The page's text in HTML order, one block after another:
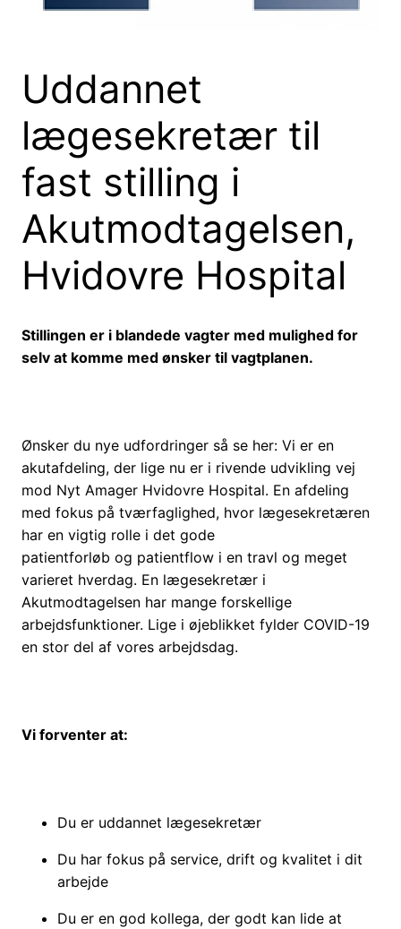
Uddannet
lægesekretær til
fast stilling i
Akutmodtagelsen,
Hvidovre Hospital
Stillingen er i blandede vagter med mulighed for
selv at komme med ønsker til vagtplanen.
Ønsker du nye udfordringer så se her: Vi er en
akutafdeling, der lige nu er i rivende udvikling vej
mod Nyt Amager Hvidovre Hospital. En afdeling
med fokus på tværfaglighed, hvor lægesekretæren
har en vigtig rolle i det gode
patientforløb og patientflow i en travl og meget
varieret hverdag. En lægesekretær i
Akutmodtagelsen har mange forskellige
arbejdsfunktioner. Lige i øjeblikket fylder COVID-19
en stor del af vores arbejdsdag.
Vi forventer at:
Du er uddannet lægesekretær
Du har fokus på service, drift og kvalitet i dit
arbejde
Du er en god kollega, der godt kan lide at